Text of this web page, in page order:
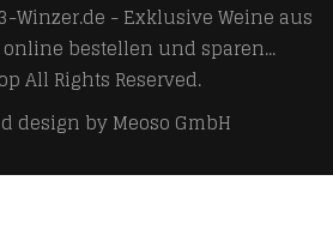
Winzer.de - Exklusive Weine aus
bestellen und sparen...
All Rights Reserved.
design byMeoso GmbH